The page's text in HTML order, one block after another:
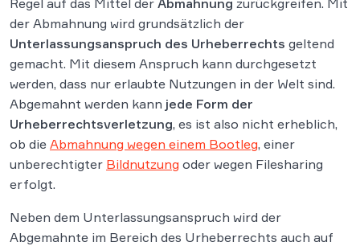
der Abmahnung wird grundsätzlich der
Unterlassungsanspruch des Urheberrechts geltend
gemacht. Mit diesem Anspruch kann durchgesetzt
werden, dass nur erlaubte Nutzungen in der Welt sind.
Abgemahnt werden kann jede Form der
Urheberrechtsverletzung, es ist also nicht erheblich,
ob die Abmahnung wegen einem Bootleg, einer
unberechtigter Bildnutzung oder wegen Filesharing
erfolgt.
Neben dem Unterlassungsanspruch wird der
Abgemahnte im Bereich des Urheberrechts auch auf